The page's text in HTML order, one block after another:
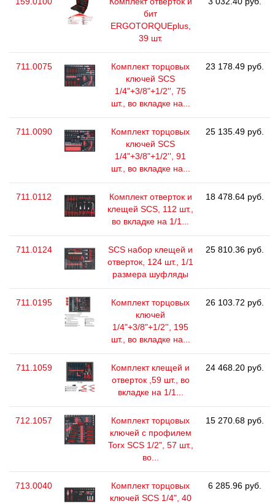
бит
ERGOTORQUEplus,
39 шт.
711.0075
Комплект торцовых
ключей SCS
1/4"+3/8"+1/2'', 75
шт., во вкладке на...
23 178.49 руб.
711.0090
Комплект торцовых
ключей SCS
1/4"+3/8"+1/2'', 91
шт., во вкладке на...
25 135.49 руб.
711.0112
Комплект отверток и
клещей SCS, 112 шт.,
во вкладке на 1/1...
18 478.64 руб.
711.0124
SCS набор клещей и
отверток, 124 шт., 1/1
размера шуфляды
25 810.36 руб.
711.0195
Комплект торцовых
ключей
1/4"+3/8"+1/2'', 195
шт., во вкладке на...
26 103.72 руб.
711.1059
Комплект клещей и
отверток ,59 шт., во
вкладке на 1/1...
24 468.20 руб.
712.1057
Комплект торцовых
ключей с профилем
Torx SCS 1/2", 57 шт.,
во...
15 270.68 руб.
713.0040
Комплект торцовых
ключей SCS 1/4", 40
6 285.96 руб.